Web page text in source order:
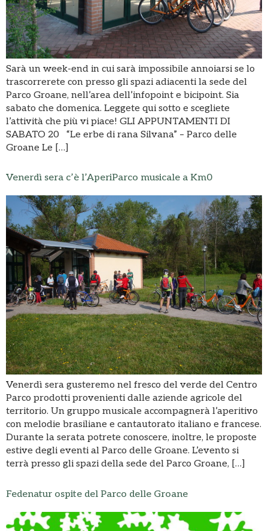
Sarà un week-end in cui sarà impossibile annoiarsi se lo
trascorrerete con presso gli spazi adiacenti la sede del
Parco Groane, nell’area dell’infopoint e bicipoint. Sia
sabato che domenica. Leggete qui sotto e scegliete
l’attività che più vi piace! GLI APPUNTAMENTI DI
SABATO 20 “Le erbe di rana Silvana” – Parco delle
Groane Le […]
Venerdì sera c’è l’AperiParco musicale a Km0
Venerdì sera gusteremo nel fresco del verde del Centro
Parco prodotti provenienti dalle aziende agricole del
territorio. Un gruppo musicale accompagnerà l’aperitivo
con melodie brasiliane e cantautorato italiano e francese.
Durante la serata potrete conoscere, inoltre, le proposte
estive degli eventi al Parco delle Groane. L’evento si
terrà presso gli spazi della sede del Parco Groane, […]
Fedenatur ospite del Parco delle Groane